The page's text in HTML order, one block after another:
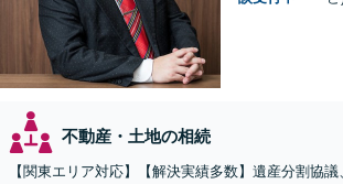
不動産・土地の相続
【関東エリア対応】【解決実績多数】遺産分割協